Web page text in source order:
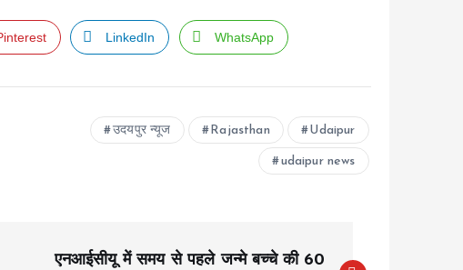
LinkedIn WhatsApp
उदयपुर न्यूज Rajasthan Udaipur
udaipur news
एनआईसीयू में समय से पहले जन्मे बच्चे की 60